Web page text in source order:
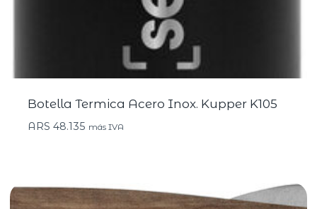
Botella Termica Acero Inox. Kupper K105
ARS 48.135 más IVA